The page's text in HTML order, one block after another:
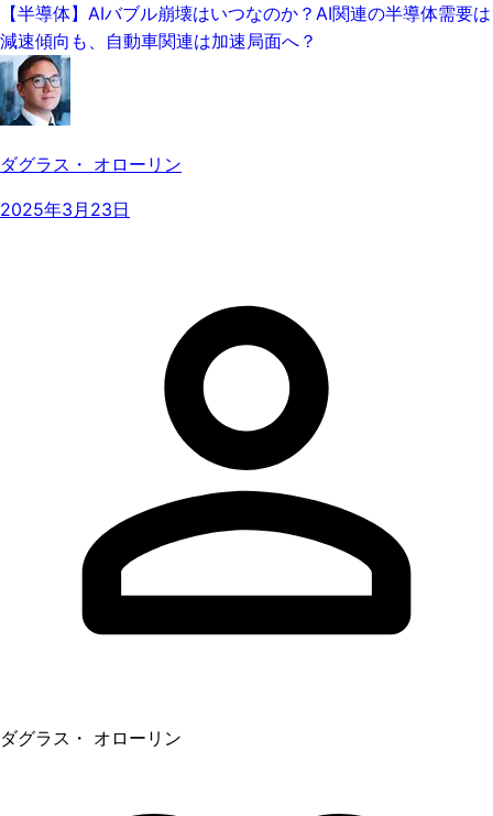
【半導体】AIバブル崩壊はいつなのか？AI関連の半導体需要は
減速傾向も、自動車関連は加速局面へ？
ダグラス・ オローリン
2025年3月23日
ダグラス・ オローリン